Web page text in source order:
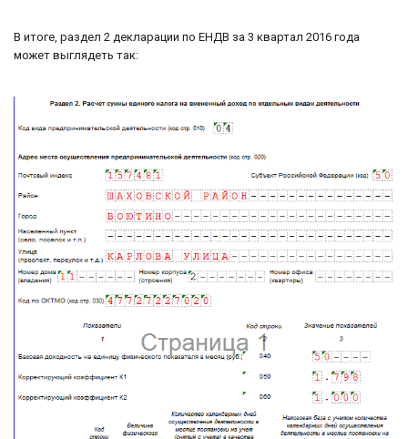
В итоге, раздел 2 декларации по ЕНДВ за 3 квартал 2016 года
может выглядеть так: